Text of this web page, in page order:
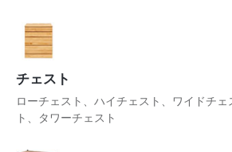
チェスト
ローチェスト、ハイチェスト、ワイドチェ
ト、タワーチェスト